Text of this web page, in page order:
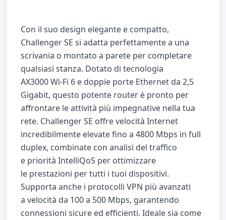
Con il suo design elegante e compatto,
Challenger SE si adatta perfettamente a una
scrivania o montato a parete per completare
qualsiasi stanza. Dotato di tecnologia
AX3000 Wi-Fi 6 e doppie porte Ethernet da 2,5
Gigabit, questo potente router è pronto per
affrontare le attività più impegnative nella tua
rete. Challenger SE offre velocità Internet
incredibilmente elevate fino a 4800 Mbps in full
duplex, combinate con analisi del traffico
e priorità IntelliQoS per ottimizzare
le prestazioni per tutti i tuoi dispositivi.
Supporta anche i protocolli VPN più avanzati
a velocità da 100 a 500 Mbps, garantendo
connessioni sicure ed efficienti. Ideale sia come